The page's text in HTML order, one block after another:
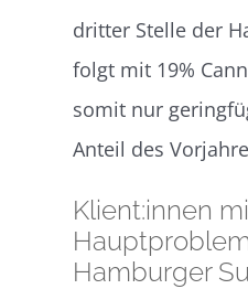
dritter Stelle der
folgt mit 19%
somit nur
Anteil des
Klient:innen
Hamburger